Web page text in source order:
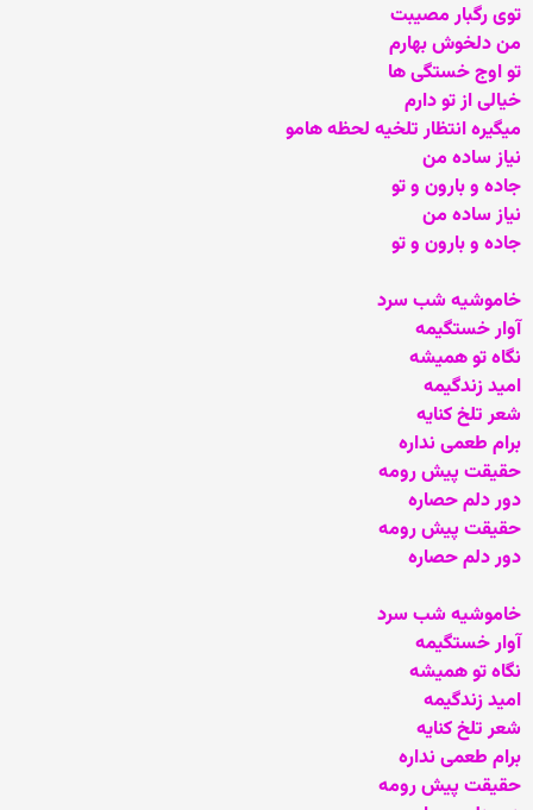
توی رگبار مصیبت
من دلخوش بهارم
تو اوج خستگی ها
خیالی از تو دارم
میگیره انتظار تلخیه لحظه هامو
نیاز ساده من
جاده و بارون و تو
نیاز ساده من
جاده و بارون و تو
خاموشیه شب سرد
آوار خستگیمه
نگاه تو همیشه
امید زندگیمه
شعر تلخ کنایه
برام طعمی نداره
حقیقت پیش رومه
دور دلم حصاره
حقیقت پیش رومه
دور دلم حصاره
خاموشیه شب سرد
آوار خستگیمه
نگاه تو همیشه
امید زندگیمه
شعر تلخ کنایه
برام طعمی نداره
حقیقت پیش رومه